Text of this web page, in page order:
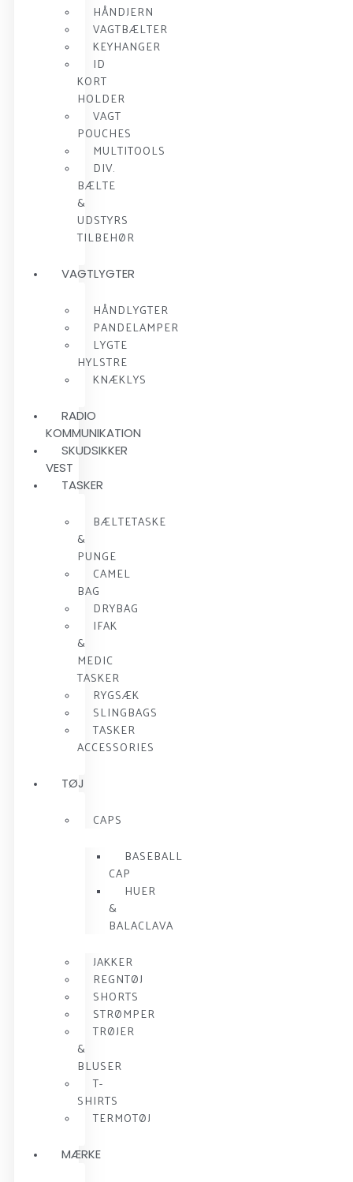
HÅNDJERN
VAGTBÆLTER
KEYHANGER
ID
KORT
HOLDER
VAGT
POUCHES
MULTITOOLS
DIV.
BÆLTE
&
UDSTYRS
TILBEHØR
VAGTLYGTER
HÅNDLYGTER
PANDELAMPER
LYGTE
HYLSTRE
KNÆKLYS
RADIO
KOMMUNIKATION
SKUDSIKKER
VEST
TASKER
BÆLTETASKE
&
PUNGE
CAMEL
BAG
DRYBAG
IFAK
&
MEDIC
TASKER
RYGSÆK
SLINGBAGS
TASKER
ACCESSORIES
TØJ
CAPS
BASEBALL
CAP
HUER
&
BALACLAVA
JAKKER
REGNTØJ
SHORTS
STRØMPER
TRØJER
&
BLUSER
T-
SHIRTS
TERMOTØJ
MÆRKE